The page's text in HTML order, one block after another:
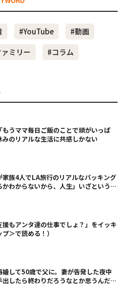
#YouTube
#動画
ミリー #コラム
もうママ毎日ご飯のことで頭がいっぱ
みのリアルな生活に共感しかない
家族4人でLA旅行のリアルなパッキング
かわからないから、人生」いざというと
援もアンタ達の仕事でしょ？」をイッキ
＞で読める！）
婚して50歳で父に。妻が告発した夜中
出したら終わりだろうなとか思うんだけ